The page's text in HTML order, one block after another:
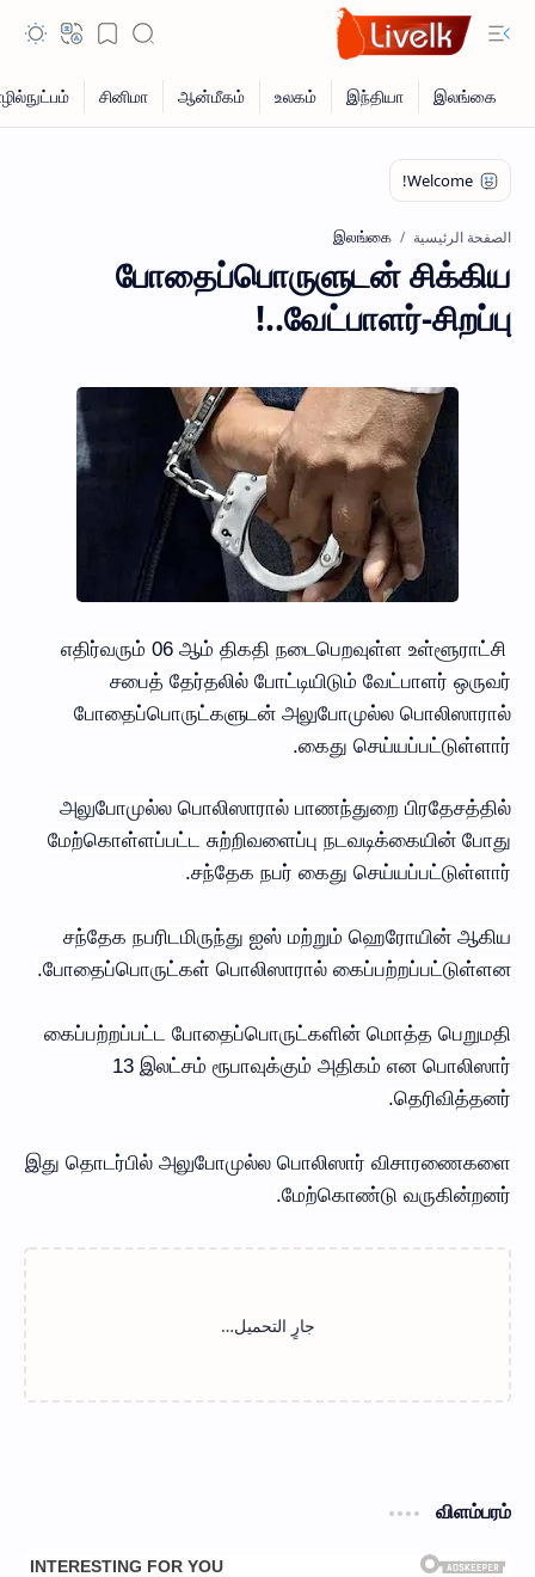
الصفحة الرئيسية இலங்கை
போதைப்பொருளுடன் சிக்கிய
வேட்பாளர்-சிறப்பு..!
எதிர்வரும் 06 ஆம் திகதி நடைபெறவுள்ள உள்ளூராட்சி
சபைத் தேர்தலில் போட்டியிடும் வேட்பாளர் ஒருவர்
போதைப்பொருட்களுடன் அலுபோமுல்ல பொலிஸாரால்
கைது செய்யப்பட்டுள்ளார்.
அலுபோமுல்ல பொலிஸாரால் பாணந்துறை பிரதேசத்தில்
மேற்கொள்ளப்பட்ட சுற்றிவளைப்பு நடவடிக்கையின் போது
சந்தேக நபர் கைது செய்யப்பட்டுள்ளார்.
சந்தேக நபரிடமிருந்து ஐஸ் மற்றும் ஹெரோயின் ஆகிய
போதைப்பொருட்கள் பொலிஸாரால் கைப்பற்றப்பட்டுள்ளன.
கைப்பற்றப்பட்ட போதைப்பொருட்களின் மொத்த பெறுமதி
13 இலட்சம் ரூபாவுக்கும் அதிகம் என பொலிஸார்
தெரிவித்தனர்.
இது தொடர்பில் அலுபோமுல்ல பொலிஸார் விசாரணைகளை
மேற்கொண்டு வருகின்றனர்.
விளம்பரம்